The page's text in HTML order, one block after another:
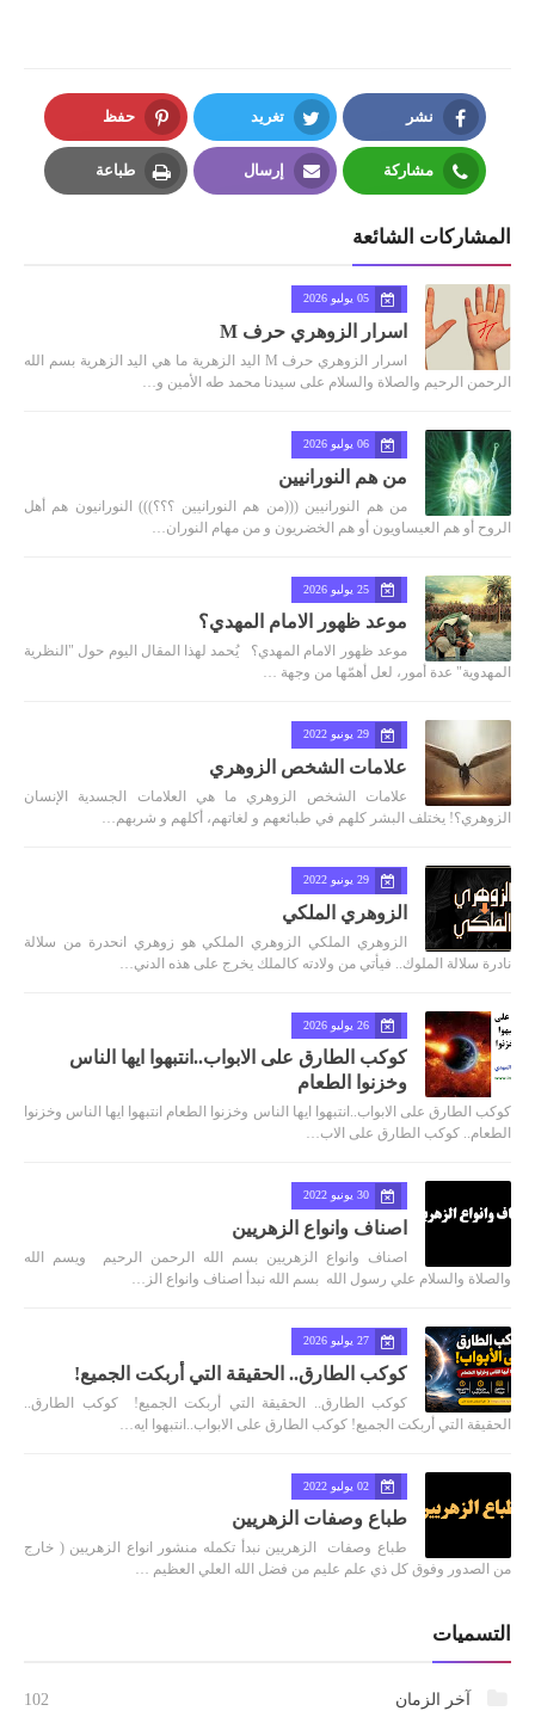
نشر
Facebook
تغريد
Twitter
حفظ
Pinterest
مشاركة إرسال طباعة
المشاركات الشائعة
05 يوليو 2026
اسرار الزوهري حرف M
اسرار الزوهري حرف M اليد الزهرية ما هي اليد الزهرية بسم الله
الرحمن الرحيم والصلاة والسلام على سيدنا محمد طه الأمين و…
06 يوليو 2026
من هم النورانيين
من هم النورانيين (((من هم النورانيين ؟؟؟))) النورانيون هم أهل
الروح أو هم العيساويون أو هم الخضريون و من مهام النوران…
25 يوليو 2026
موعد ظهور الامام المهدي؟
موعد ظهور الامام المهدي؟ يُحمد لهذا المقال اليوم حول "النظرية
المهدوية" عدة أمور، لعل أهمّها من وجهة …
29 يونيو 2022
علامات الشخص الزوهري
علامات الشخص الزوهري ما هي العلامات الجسدية الإنسان
الزوهري؟! يختلف البشر كلهم في طبائعهم و لغاتهم، أكلهم و شربهم…
29 يونيو 2022
الزوهري الملكي
الزوهري الملكي الزوهري الملكي هو زوهري انحدرة من سلالة
نادرة سلالة الملوك.. فيأتي من ولادته كالملك يخرج على هذه الدني…
26 يوليو 2026
كوكب الطارق على الابواب..انتبهوا ايها الناس
وخزنوا الطعام
كوكب الطارق على الابواب..انتبهوا ايها الناس وخزنوا الطعام انتبهوا ايها الناس وخزنوا
الطعام.. كوكب الطارق على الاب…
30 يونيو 2022
اصناف وانواع الزهريين
اصناف وانواع الزهريين بسم الله الرحمن الرحيم ويسم الله
والصلاة والسلام علي رسول الله بسم الله نبدأ اصناف وانواع الز…
27 يوليو 2026
كوكب الطارق.. الحقيقة التي أربكت الجميع!
كوكب الطارق.. الحقيقة التي أربكت الجميع! كوكب الطارق..
الحقيقة التي أربكت الجميع! كوكب الطارق على الابواب..انتبهوا ايه…
02 يوليو 2022
طباع وصفات الزهريين
طباع وصفات الزهريين نبدأ تكمله منشور انواع الزهريين ( خارج
من الصدور وفوق كل ذي علم عليم من فضل الله العلي العظيم …
التسميات
آخر الزمان 102